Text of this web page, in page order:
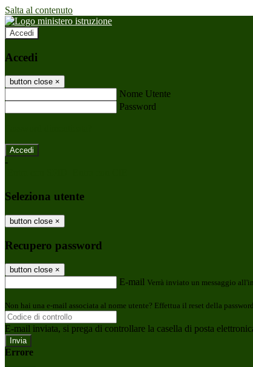
Salta al contenuto
Accedi
Accedi
button close ×
Nome Utente
Password
-
Seleziona utente
button close ×
Recupero password
button close ×
E-mail Verrà inviato un messaggio
Non hai una e-mail associata al nome utente? Effettua il reset della
E-mail inviata, si prega di controllare la casella di posta
Errore